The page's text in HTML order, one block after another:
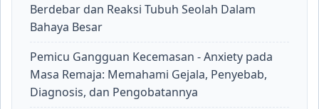
Berdebar dan Reaksi Tubuh Seolah Dalam
Bahaya Besar
Pemicu Gangguan Kecemasan - Anxiety pada
Masa Remaja: Memahami Gejala, Penyebab,
Diagnosis, dan Pengobatannya